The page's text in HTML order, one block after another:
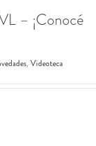
– ¡Conocé
, Videoteca